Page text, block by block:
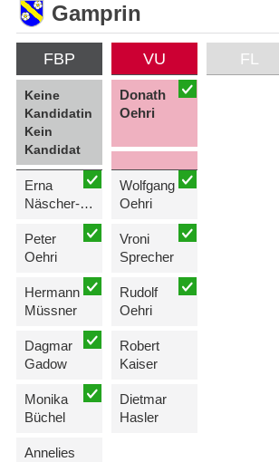
Gamprin
FBP
Keine
Kandidatin
Kein
Kandidat
Erna
Näscher-Hasler
Peter
Oehri
Hermann
Müssner
Dagmar
Gadow
Monika
Büchel
Annelies
VU
Donath
Oehri
Wolfgang
Oehri
Vroni
Sprecher
Rudolf
Oehri
Robert
Kaiser
Dietmar
Hasler
FL